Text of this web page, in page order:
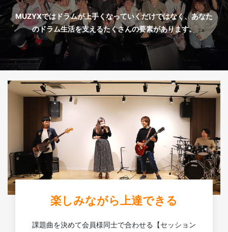
MUZYXではドラムが上手くなっていくだけではなく、あなた
のドラム生活を支えるたくさんの要素があります。
楽しみながら上達できる
課題曲を決めて会員様同士で合わせる【セッション